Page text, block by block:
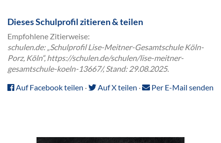
Dieses Schulprofil zitieren & teilen
Empfohlene Zitierweise:
schulen.de: „Schulprofil Lise-Meitner-Gesamtschule Köln-
Porz, Köln“, https://schulen.de/schulen/lise-meitner-
gesamtschule-koeln-13667/, Stand: 29.08.2025.
Auf Facebook teilen · Auf X teilen · Per E-Mail senden